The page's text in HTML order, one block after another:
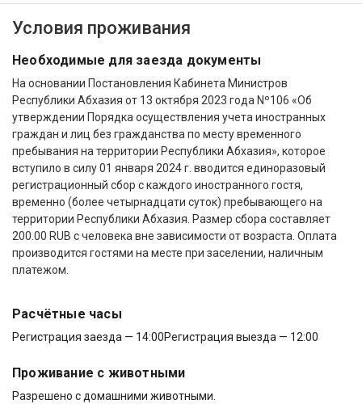
Условия проживания
Необходимые для заезда документы
На основании Постановления Кабинета Министров
Республики Абхазия от 13 октября 2023 года Nº106 «Об
утверждении Порядка осуществления учета иностранных
граждан и лиц без гражданства по месту временного
пребывания на территории Республики Абхазия», которое
вступило в силу 01 января 2024 г. вводится единоразовый
регистрационный сбор с каждого иностранного гостя,
временно (более четырнадцати суток) пребывающего на
территории Республики Абхазия. Размер сбора составляет
200.00 RUB с человека вне зависимости от возраста. Оплата
производится гостями на месте при заселении, наличным
платежом.
Расчётные часы
Регистрация заезда — 14:00Регистрация выезда — 12:00
Проживание с животными
Разрешено с домашними животными.